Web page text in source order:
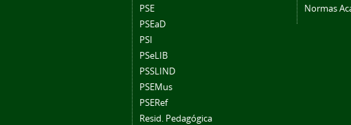
PSE
PSEaD
PSI
PSeLIB
PSSLIND
PSEMus
PSERef
Resid. Pedagógica
Normas